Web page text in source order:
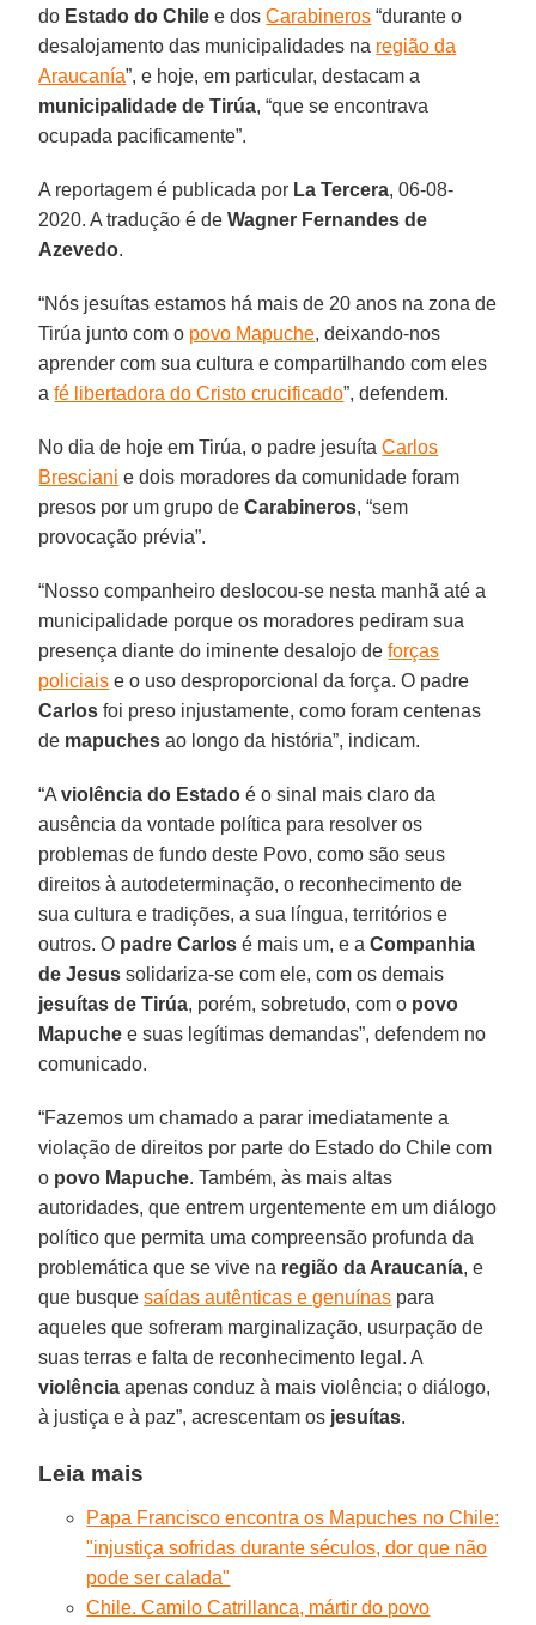
do Estado do Chile e dosCarabineros “durante o
desalojamento das municipalidades na região da
Araucanía”, e hoje, em particular, destacam a
municipalidade de Tirúa, “que se encontrava
ocupada pacificamente”.
A reportagem é publicada por La Tercera, 06-08-
2020. A tradução é deWagner Fernandes de
Azevedo.
“Nós jesuítas estamos há mais de 20 anos na zona de
Tirúa junto com o povo Mapuche, deixando-nos
aprender com sua cultura e compartilhando com eles
afé libertadora do Cristo crucificado”, defendem.
No dia de hoje em Tirúa, o padre jesuítaCarlos
Bresciani e dois moradores da comunidade foram
presos por um grupo deCarabineros, “sem
provocação prévia”.
“Nosso companheiro deslocou-se nesta manhã até a
municipalidade porque os moradores pediram sua
presença diante do iminente desalojo deforças
policiais e o uso desproporcional da força. O padre
Carlos foi preso injustamente, como foram centenas
de mapuches ao longo da história”, indicam.
“Aviolência do Estado é o sinal mais claro da
ausência da vontade política para resolver os
problemas de fundo deste Povo, como são seus
direitos à autodeterminação, o reconhecimento de
sua cultura e tradições, a sua língua, territórios e
outros. O padre Carlos é mais um, e aCompanhia
de Jesus solidariza-se com ele, com os demais
jesuítas de Tirúa, porém, sobretudo, com o povo
Mapuche e suas legítimas demandas”, defendem no
comunicado.
“Fazemos um chamado a parar imediatamente a
violação de direitos por parte do Estado do Chile com
o povo Mapuche. Também, às mais altas
autoridades, que entrem urgentemente em um diálogo
político que permita uma compreensão profunda da
problemática que se vive na região da Araucanía, e
que busquesaídas autênticas e genuínas para
aqueles que sofreram marginalização, usurpação de
suas terras e falta de reconhecimento legal. A
violência apenas conduz à mais violência; o diálogo,
à justiça e à paz”, acrescentam os jesuítas.
Leia mais
Papa Francisco encontra os Mapuches no Chile:
"injustiça sofridas durante séculos, dor que não
pode ser calada"
Chile. Camilo Catrillanca, mártir do povo